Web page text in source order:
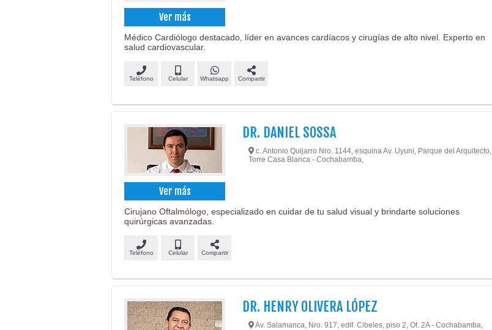
Ver más
Médico Cardiólogo destacado, líder en avances cardíacos y cirugías de alto nivel. Experto en
salud cardiovascular.
Teléfono Celular Whatsapp Compartir
Ver más
DR. DANIEL SOSSA
c. Antonio Quijarro Nro. 1144, esquina Av. Uyuni, Parque del Arquitecto,
Torre Casa Blanca - Cochabamba,
Cirujano Oftalmólogo, especializado en cuidar de tu salud visual y brindarte soluciones
quirúrgicas avanzadas.
Teléfono Celular Compartir
DR. HENRY OLIVERA LÓPEZ
Av. Salamanca, Nro. 917, edif. Cibeles, piso 2, Of. 2A - Cochabamba,